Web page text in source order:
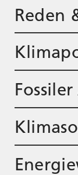
Reden